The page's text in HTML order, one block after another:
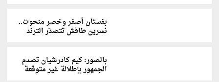
بفستان أصفر وخصر منحوت..
نسرين طافش تتصدّر الترند
بالصور: كيم كادرشيان تصدم
الجمهور بإطلالة غير متوقعة